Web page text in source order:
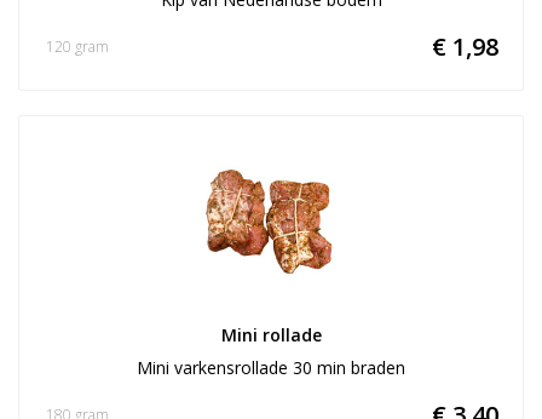
€ 1,98
120 gram
Mini rollade
Mini varkensrollade 30 min braden
180 gram